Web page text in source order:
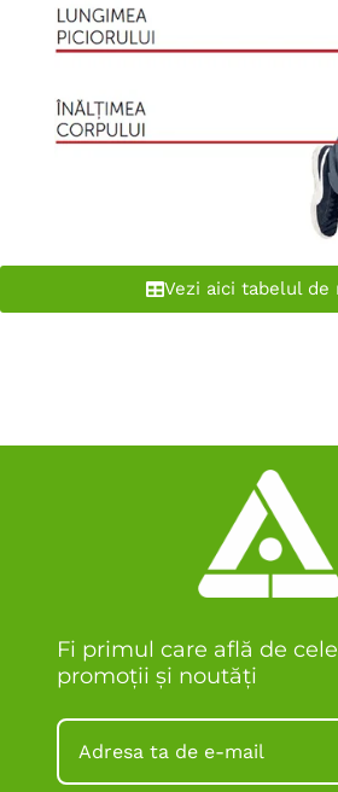
Vezi aici tabelul de
Fi primul care află de
promoții și noutăți